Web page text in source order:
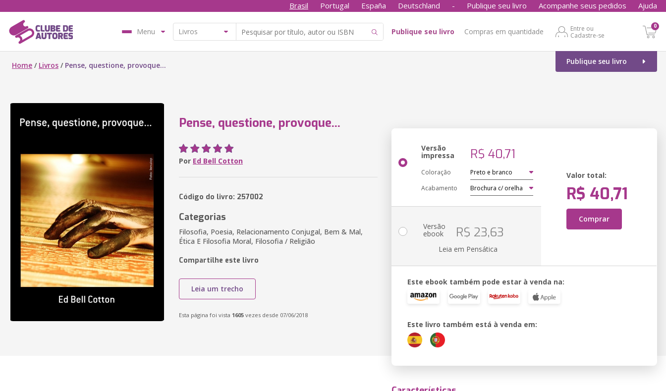
Brasil Portugal España Deutschland - Publique seu livro Acompanhe seus pedidos Ajuda
Menu Publique seu livro Compras em quantidade
Entre ou
Cadastre-se
0
Publique seu livro
Home / Livros / Pense, questione, provoque...
Pense, questione, provoque...
Por Ed Bell Cotton
Código do livro: 257002
Categorias
Filosofia, Poesia, Relacionamento Conjugal, Bem & Mal,
Ética E Filosofia Moral, Filosofia / Religião
Compartilhe este livro
Leia um trecho
Esta página foi vista 1605 vezes desde 07/06/2018
Versão
impressa R$ 40,71
Coloração
Acabamento
Valor total:
R$ 40,71
Comprar
Versão
ebook R$ 23,63
Leia em Pensática
Este ebook também pode estar à venda na:
Este livro também está à venda em: